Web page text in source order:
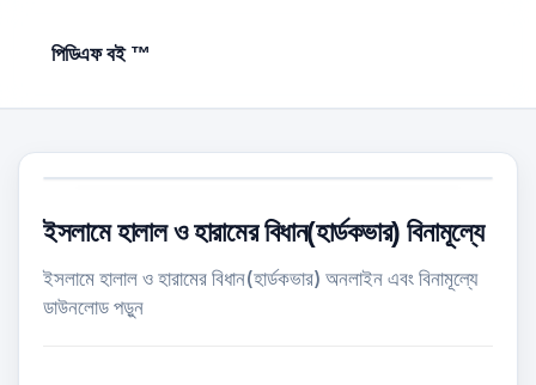
পিডিএফ বই ™
ইসলামে হালাল ও হারামের বিধান(হার্ডকভার) বিনামূল্যে
ইসলামে হালাল ও হারামের বিধান(হার্ডকভার) অনলাইন এবং বিনামূল্যে
ডাউনলোড পড়ুন